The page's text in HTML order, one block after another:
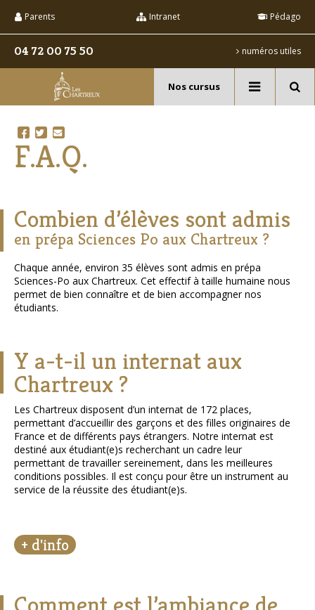
contenu.
|
personnels
Nos cursus
04 72 00 75 50 numéros utiles
Parents Intranet Pédago
F.A.Q.
Combien d’élèves sont admis
en prépa Sciences Po aux Chartreux ?
Chaque année, environ 35 élèves sont admis en prépa
Sciences-Po aux Chartreux. Cet effectif à taille humaine nous
permet de bien connaître et de bien accompagner nos
étudiants.
Y a-t-il un internat aux
Chartreux ?
Les Chartreux disposent d’un internat de 172 places,
permettant d’accueillir des garçons et des filles originaires de
France et de différents pays étrangers. Notre internat est
destiné aux étudiant(e)s recherchant un cadre leur
permettant de travailler sereinement, dans les meilleures
conditions possibles. Il est conçu pour être un instrument au
service de la réussite des étudiant(e)s.
+ d'info